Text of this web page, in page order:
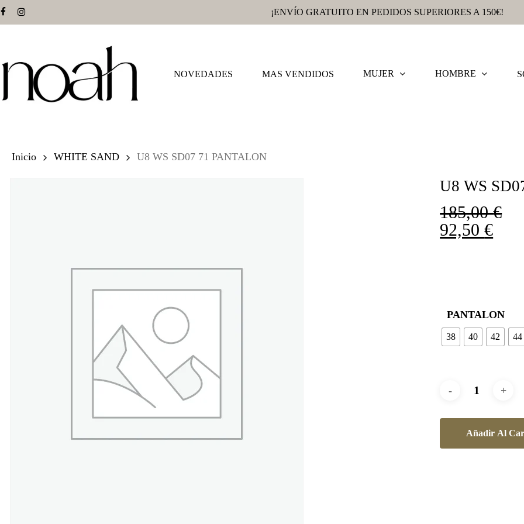
Skip
to
content
facebookinstagram ¡ENVÍO GRATUITO EN PEDIDOS SUPERIORES A 150€!
Hit enter to search or ESC to close
NOVEDADES MAS VENDIDOS MUJER HOMBRE
Inicio WHITE SAND U8 WS SD07 71 PANTALON
U8 WS
185,00€
92,50€
PANTALON
38 40 42 44
Añadir Al